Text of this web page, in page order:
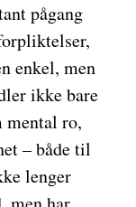
pågang
enkel, men
ikke bare
mental ro,
– både til
lenger